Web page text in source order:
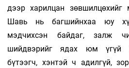
дээр харилцан зөвшилцөхийг
Шавь нь багшийнхаа юу
мэдчихсэн байдаг, залж
шийдвэрийг ядах юм үгүй
бүтээгч, хэнтэй ч адилгүй,